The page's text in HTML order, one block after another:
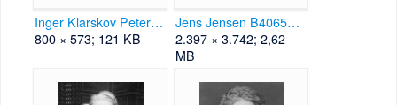
Inger Klarskov Petersen B30340.jpg
800 × 573; 121 KB
Jens Jensen B40659.jpg
2.397 × 3.742; 2,62
MB